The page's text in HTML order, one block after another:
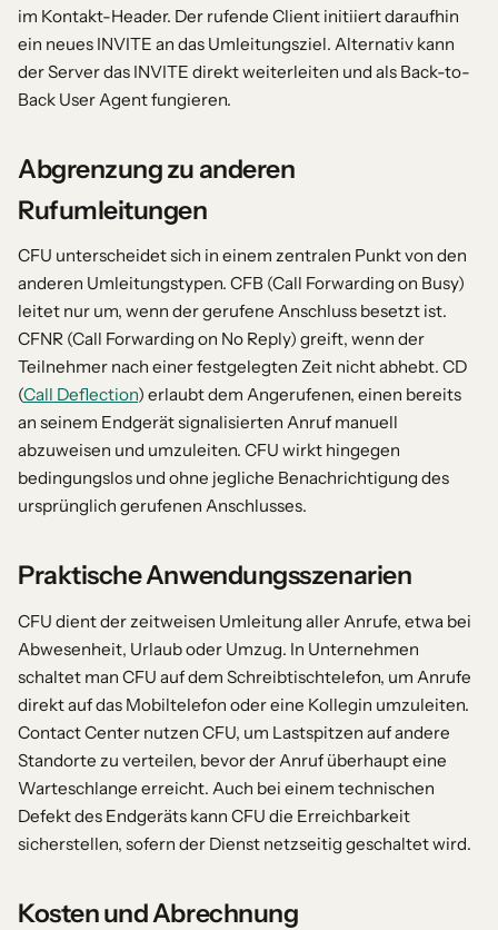
im Kontakt-Header. Der rufende Client initiiert daraufhin
ein neues INVITE an das Umleitungsziel. Alternativ kann
der Server das INVITE direkt weiterleiten und als Back-to-
Back User Agent fungieren.
Abgrenzung zu anderen
Rufumleitungen
CFU unterscheidet sich in einem zentralen Punkt von den
anderen Umleitungstypen. CFB (Call Forwarding on Busy)
leitet nur um, wenn der gerufene Anschluss besetzt ist.
CFNR (Call Forwarding on No Reply) greift, wenn der
Teilnehmer nach einer festgelegten Zeit nicht abhebt. CD
(Call Deflection) erlaubt dem Angerufenen, einen bereits
an seinem Endgerät signalisierten Anruf manuell
abzuweisen und umzuleiten. CFU wirkt hingegen
bedingungslos und ohne jegliche Benachrichtigung des
ursprünglich gerufenen Anschlusses.
Praktische Anwendungsszenarien
CFU dient der zeitweisen Umleitung aller Anrufe, etwa bei
Abwesenheit, Urlaub oder Umzug. In Unternehmen
schaltet man CFU auf dem Schreibtischtelefon, um Anrufe
direkt auf das Mobiltelefon oder eine Kollegin umzuleiten.
Contact Center nutzen CFU, um Lastspitzen auf andere
Standorte zu verteilen, bevor der Anruf überhaupt eine
Warteschlange erreicht. Auch bei einem technischen
Defekt des Endgeräts kann CFU die Erreichbarkeit
sicherstellen, sofern der Dienst netzseitig geschaltet wird.
Kosten und Abrechnung